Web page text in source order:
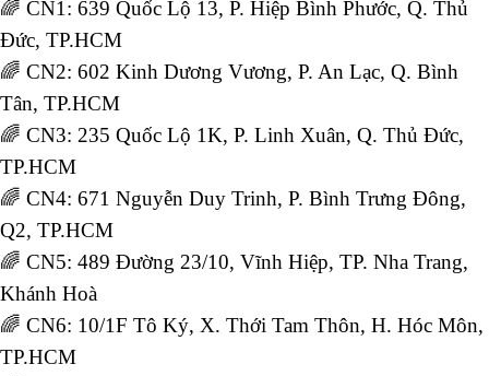
🌈 CN1: 639 Quốc Lộ 13, P. Hiệp Bình Phước, Q. Thủ
Đức, TP.HCM
🌈 CN2: 602 Kinh Dương Vương, P. An Lạc, Q. Bình
Tân, TP.HCM
🌈 CN3: 235 Quốc Lộ 1K, P. Linh Xuân, Q. Thủ Đức,
TP.HCM
🌈 CN4: 671 Nguyễn Duy Trinh, P. Bình Trưng Đông,
Q2, TP.HCM
🌈 CN5: 489 Đường 23/10, Vĩnh Hiệp, TP. Nha Trang,
Khánh Hoà
🌈 CN6: 10/1F Tô Ký, X. Thới Tam Thôn, H. Hóc Môn,
TP.HCM